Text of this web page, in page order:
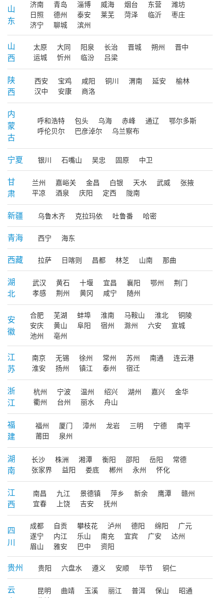
山
东
济南 青岛 淄博 威海 烟台 东营
潍坊
日照
德州 泰安 莱芜 菏泽 临沂
枣庄
济宁
聊城 滨州
山
西
太原 大同 阳泉 长治 晋城 朔州
晋中
运城
忻州 临汾 吕梁
陕
西
西安 宝鸡 咸阳 铜川 渭南 延安
榆林
汉中
安康 商洛
内
蒙
古
呼和浩特 包头 乌海 赤峰 通辽
鄂尔多斯
呼伦贝尔
巴彦淖尔 乌兰察布
宁夏 银川 石嘴山 吴忠 固原 中卫
甘
肃
兰州 嘉峪关 金昌 白银 天水 武威
张掖
平凉
酒泉 庆阳 定西 陇南
新疆 乌鲁木齐 克拉玛依 吐鲁番 哈密
青海 西宁 海东
西藏 拉萨 日喀则 昌都 林芝 山南 那曲
湖
北
武汉 黄石 十堰 宜昌 襄阳 鄂州
荆门
孝感
荆州 黄冈 咸宁 随州
安
徽
合肥 芜湖 蚌埠 淮南 马鞍山 淮北
铜陵
安庆
黄山 阜阳 宿州 滁州 六安
宣城
池州
亳州
江
苏
南京 无锡 徐州 常州 苏州 南通
连云港
淮安
扬州 镇江 泰州 宿迁
浙
江
杭州 宁波 温州 绍兴 湖州 嘉兴
金华
衢州
台州 丽水 舟山
福
建
福州 厦门 漳州 龙岩 三明 宁德
南平
莆田
泉州
湖
南
长沙 株洲 湘潭 衡阳 邵阳 岳阳
常德
张家界
益阳 娄底 郴州 永州 怀化
江
西
南昌 九江 景德镇 萍乡 新余 鹰潭
赣州
宜春
上饶 吉安 抚州
四
川
成都 自贡 攀枝花 泸州 德阳 绵阳
广元
遂宁
内江 乐山 南充 宜宾 广安
达州
眉山
雅安 巴中 资阳
贵州 贵阳 六盘水 遵义 安顺 毕节 铜仁
云
昆明 曲靖 玉溪 丽江 普洱 保山
昭通